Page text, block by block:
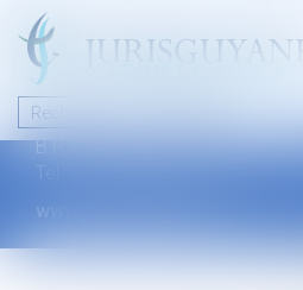
46 avenue de la liberté
B.P.315 - 97327 Cayenne Cedex
Tel : +594 594 29 45 35
www.jurisguyane.com